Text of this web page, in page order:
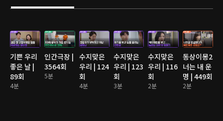
기쁜 우리
좋은 날 |
89회
4분
인간극장 |
3564회
5분
수지맞은
우리 | 124
회
4분
수지맞은
우리 | 123
회
3분
수지맞은
우리 | 116
회
2분
동상이몽2
너는 내 운
명 | 449회
2분